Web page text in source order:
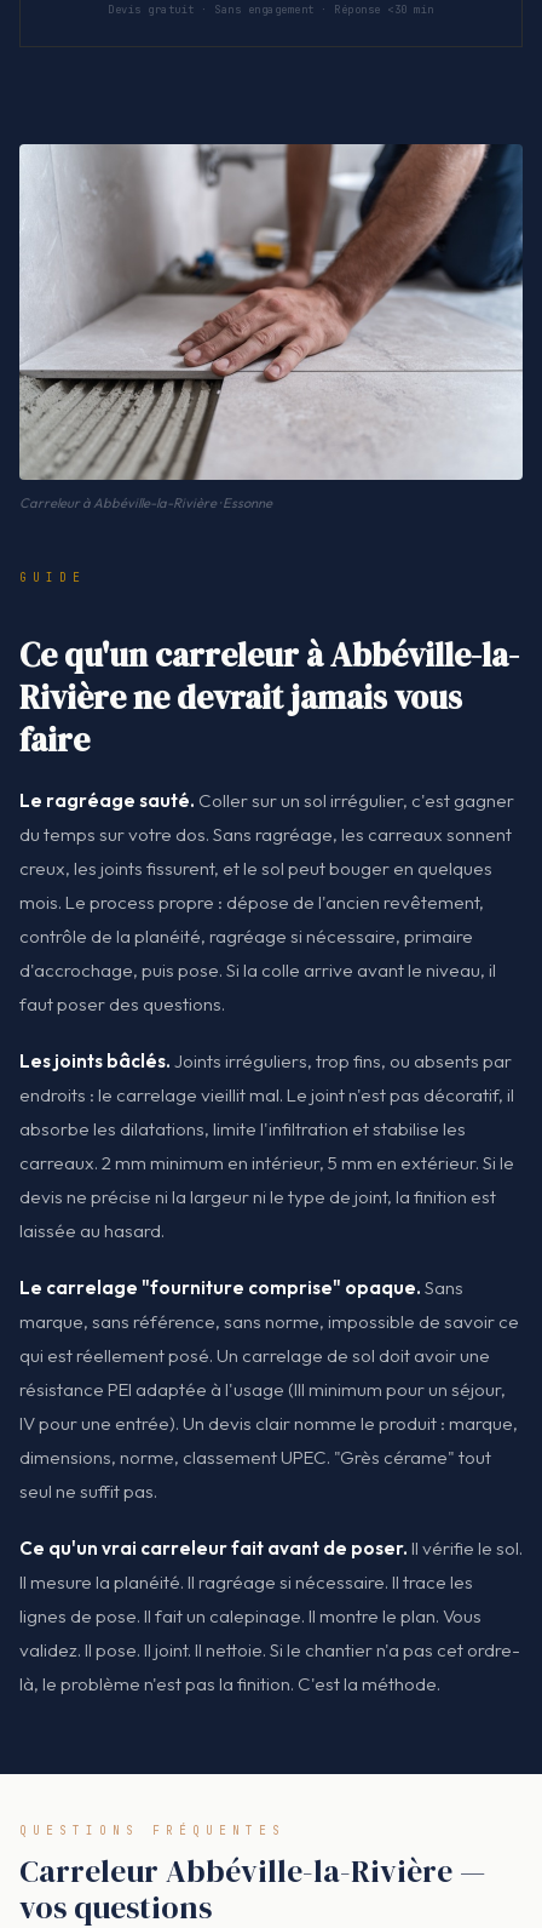
Devis gratuit · Sans engagement · Réponse <30 min
Carreleur à Abbéville-la-Rivière · Essonne
GUIDE
Ce qu'un carreleur à Abbéville-la-
Rivière ne devrait jamais vous
faire
Le ragréage sauté. Coller sur un sol irrégulier, c'est gagner
du temps sur votre dos. Sans ragréage, les carreaux sonnent
creux, les joints fissurent, et le sol peut bouger en quelques
mois. Le process propre : dépose de l'ancien revêtement,
contrôle de la planéité, ragréage si nécessaire, primaire
d'accrochage, puis pose. Si la colle arrive avant le niveau, il
faut poser des questions.
Les joints bâclés. Joints irréguliers, trop fins, ou absents par
endroits : le carrelage vieillit mal. Le joint n'est pas décoratif, il
absorbe les dilatations, limite l'infiltration et stabilise les
carreaux. 2 mm minimum en intérieur, 5 mm en extérieur. Si le
devis ne précise ni la largeur ni le type de joint, la finition est
laissée au hasard.
Le carrelage "fourniture comprise" opaque. Sans
marque, sans référence, sans norme, impossible de savoir ce
qui est réellement posé. Un carrelage de sol doit avoir une
résistance PEI adaptée à l'usage (III minimum pour un séjour,
IV pour une entrée). Un devis clair nomme le produit : marque,
dimensions, norme, classement UPEC. "Grès cérame" tout
seul ne suffit pas.
Ce qu'un vrai carreleur fait avant de poser. Il vérifie le sol.
Il mesure la planéité. Il ragréage si nécessaire. Il trace les
lignes de pose. Il fait un calepinage. Il montre le plan. Vous
validez. Il pose. Il joint. Il nettoie. Si le chantier n'a pas cet ordre-
là, le problème n'est pas la finition. C'est la méthode.
QUESTIONS FRÉQUENTES
Carreleur Abbéville-la-Rivière —
vos questions